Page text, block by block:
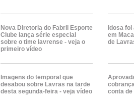
Nova Diretoria do Fabril Esporte
Clube lança série especial
sobre o time lavrense - veja o
primeiro vídeo
Idosa
em
de
Imagens do temporal que
desabou sobre Lavras na tarde
desta segunda-feira - veja vídeo
conta de